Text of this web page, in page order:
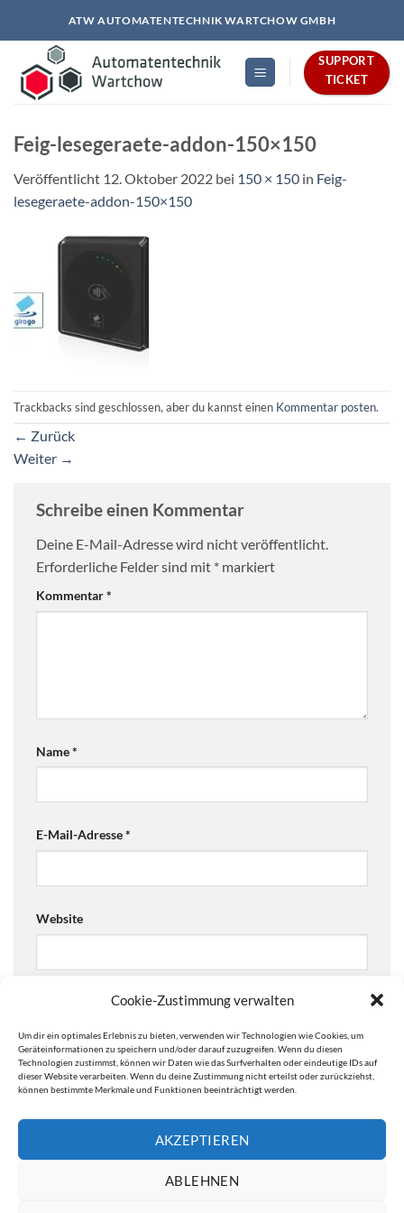
Cookie-Zustimmung verwalten
Um dir ein optimales Erlebnis zu bieten, verwenden wir Technologien wie Cookies, um
Geräteinformationen zu speichern und/oder darauf zuzugreifen. Wenn du diesen
Technologien zustimmst, können wir Daten wie das Surfverhalten oder eindeutige IDs auf
dieser Website verarbeiten. Wenn du deine Zustimmung nicht erteilst oder zurückziehst,
können bestimmte Merkmale und Funktionen beeinträchtigt werden.
AKZEPTIEREN
ABLEHNEN
springen
ATW AUTOMATENTECHNIK WARTCHOW GMBH
SUPPORT
TICKET
Feig-lesegeraete-addon-150×150
Veröffentlicht 12. Oktober 2022 bei 150 × 150 in Feig-
lesegeraete-addon-150×150
Trackbacks sind geschlossen, aber du kannst einen Kommentar posten.
← Zurück
Weiter →
Schreibe einen Kommentar
Deine E-Mail-Adresse wird nicht veröffentlicht.
Erforderliche Felder sind mit * markiert
Kommentar*
Name*
E-Mail-Adresse*
Website
Ja, füge mich zu der Mailingliste hinzu!
Are you human? Please solve: